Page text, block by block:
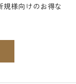
様向けのお得な